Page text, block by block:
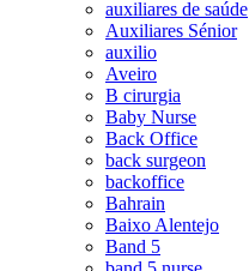
auxiliares de saúde
Auxiliares Sénior
auxilio
Aveiro
B cirurgia
Baby Nurse
Back Office
back surgeon
backoffice
Bahrain
Baixo Alentejo
Band 5